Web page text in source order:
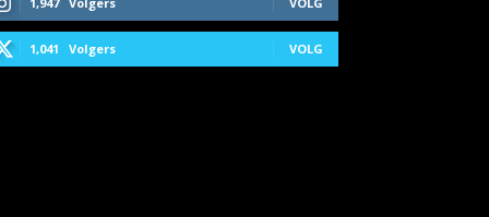
1,041 Volgers VOLG